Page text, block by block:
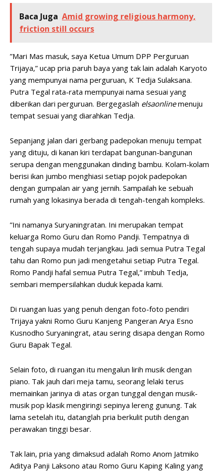
Baca Juga Amid growing religious harmony,
friction still occurs
”Mari Mas masuk, saya Ketua Umum DPP Perguruan
Trijaya,” ucap pria paruh baya yang tak lain adalah Karyoto
yang mempunyai nama perguruan, K Tedja Sulaksana.
Putra Tegal rata-rata mempunyai nama sesuai yang
diberikan dari perguruan. Bergegaslah elsaonlinemenuju
tempat sesuai yang diarahkan Tedja.
Sepanjang jalan dari gerbang padepokan menuju tempat
yang dituju, di kanan kiri terdapat bangunan-bangunan
serupa dengan menggunakan dinding bambu. Kolam-kolam
berisi ikan jumbo menghiasi setiap pojok padepokan
dengan gumpalan air yang jernih. Sampailah ke sebuah
rumah yang lokasinya berada di tengah-tengah kompleks.
”Ini namanya Suryaningratan. Ini merupakan tempat
keluarga Romo Guru dan Romo Pandji. Tempatnya di
tengah supaya mudah terjangkau. Jadi semua Putra Tegal
tahu dan Romo pun jadi mengetahui setiap Putra Tegal.
Romo Pandji hafal semua Putra Tegal,” imbuh Tedja,
sembari mempersilahkan duduk kepada kami.
Di ruangan luas yang penuh dengan foto-foto pendiri
Trijaya yakni Romo Guru Kanjeng Pangeran Arya Esno
Kusnodho Suryaningrat, atau sering disapa dengan Romo
Guru Bapak Tegal.
Selain foto, di ruangan itu mengalun lirih musik dengan
piano. Tak jauh dari meja tamu, seorang lelaki terus
memainkan jarinya di atas organ tunggal dengan musik-
musik pop klasik mengiringi sepinya lereng gunung. Tak
lama setelah itu, datanglah pria berkulit putih dengan
perawakan tinggi besar.
Tak lain, pria yang dimaksud adalah Romo Anom Jatmiko
Aditya Panji Laksono atau Romo Guru Kaping Kaling yang